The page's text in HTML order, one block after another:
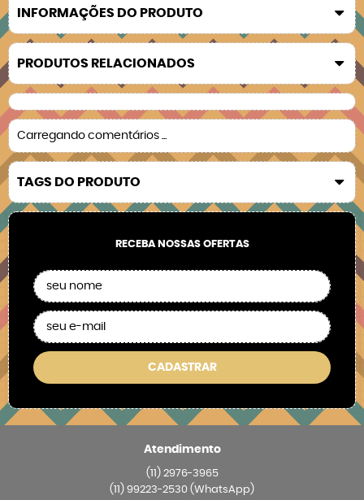
INFORMAÇÕES DO PRODUTO
PRODUTOS RELACIONADOS
Carregando comentários ...
TAGS DO PRODUTO
RECEBA NOSSAS OFERTAS
CADASTRAR
Atendimento
(11)2976-3965
(11) 99223-2530 (WhatsApp)